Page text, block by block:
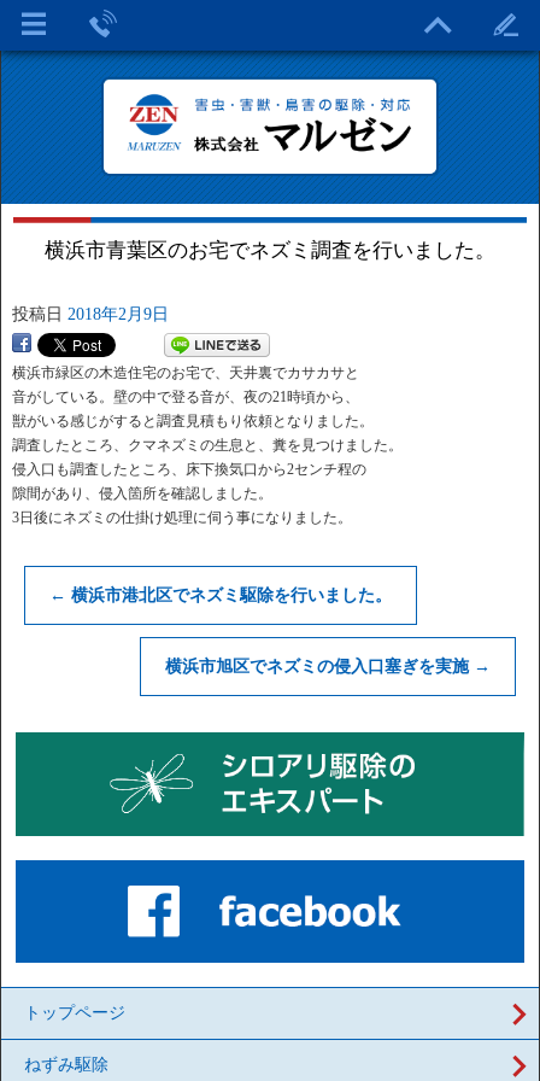
横浜市青葉区のお宅でネズミ調査を行いました。
投稿日 2018年2月9日
横浜市緑区の木造住宅のお宅で、天井裏でカサカサと
音がしている。壁の中で登る音が、夜の21時頃から、
獣がいる感じがすると調査見積もり依頼となりました。
調査したところ、クマネズミの生息と、糞を見つけました。
侵入口も調査したところ、床下換気口から2センチ程の
隙間があり、侵入箇所を確認しました。
3日後にネズミの仕掛け処理に伺う事になりました。
← 横浜市港北区でネズミ駆除を行いました。
横浜市旭区でネズミの侵入口塞ぎを実施 →
トップページ
ねずみ駆除